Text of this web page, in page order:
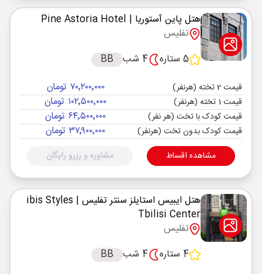
هتل پاین آستوریا | Pine Astoria Hotel
تفلیس
5 ستاره
4 شب BB
قیمت 2 تخته (هرنفر) ۷۰٬۲۰۰٬۰۰۰ تومان
قیمت 1 تخته (هرنفر) ۱۰۲٬۵۰۰٬۰۰۰ تومان
قیمت کودک با تخت (هر نفر) ۶۴٬۵۰۰٬۰۰۰ تومان
قیمت کودک بدون تخت (هرنفر) ۳۷٬۹۰۰٬۰۰۰ تومان
مشاهده اقساط مشاوره و رزرو رایگان
هتل ایبیس استایلز سنتر تفلیس | ibis Styles
Tbilisi Center
تفلیس
4 ستاره
4 شب BB